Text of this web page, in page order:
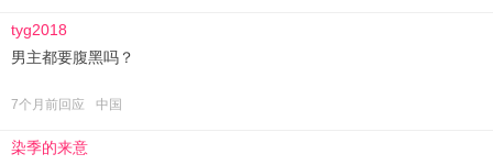
tyg2018
男主都要腹黑吗？
7个月前回应 中国
染季的来意